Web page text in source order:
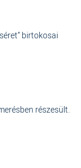
birtokosai
részesült.